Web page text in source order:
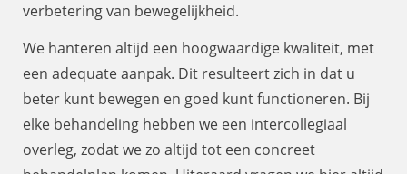
verbetering van bewegelijkheid.
We hanteren altijd een hoogwaardige kwaliteit, met
een adequate aanpak. Dit resulteert zich in dat u
beter kunt bewegen en goed kunt functioneren. Bij
elke behandeling hebben we een intercollegiaal
overleg, zodat we zo altijd tot een concreet